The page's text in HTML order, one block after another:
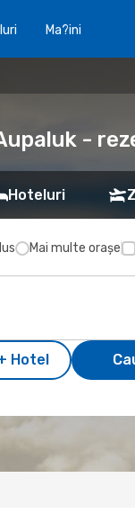
Ma?ini
-
Hoteluri
Mai multe orașe
Hotel